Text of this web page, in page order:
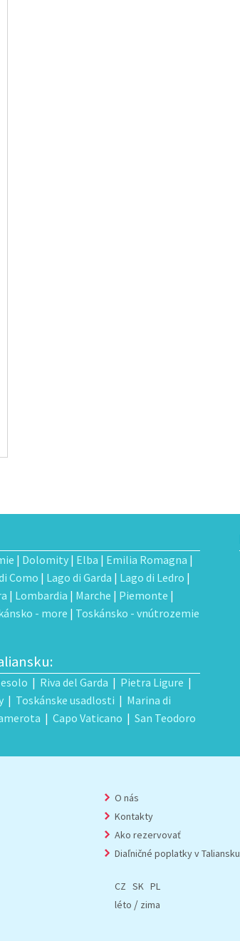
| Dolomity | Elba | Emilia Romagna |
Como | Lago di Garda | Lago di Ledro |
| Lombardia | Marche | Piemonte |
- more | Toskánsko - vnútrozemie
| Riva del Garda | Pietra Ligure |
| Toskánske usadlosti | Marina di
| Capo Vaticano | San Teodoro
O nás
Kontakty
Ako rezervovať
Diaľničné poplatky v Taliansku
CZ SK PL
léto / zima